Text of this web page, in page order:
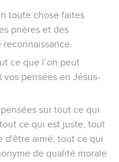
toute chose faites
prières et des
ce que l’on peut
pensées en Jésus-
sur tout ce qui
ce qui est juste, tout
d'être aimé, tout ce qui
de qualité morale